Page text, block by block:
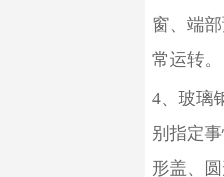
窗、端
常运转。
4、玻璃
别指定
形盖、